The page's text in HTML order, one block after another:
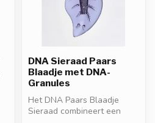
DNA Sieraad Paars
Blaadje met DNA-
Granules
Het DNA Paars Blaadje
Sieraad combineert een